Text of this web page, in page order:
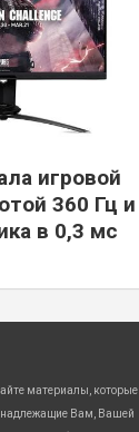
игровой
360 Гц и
в 0,3 мс
материалы, которые
Вам, Вашей